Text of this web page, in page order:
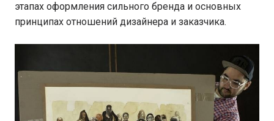
этапах оформления сильного бренда и основных
принципах отношений дизайнера и заказчика.